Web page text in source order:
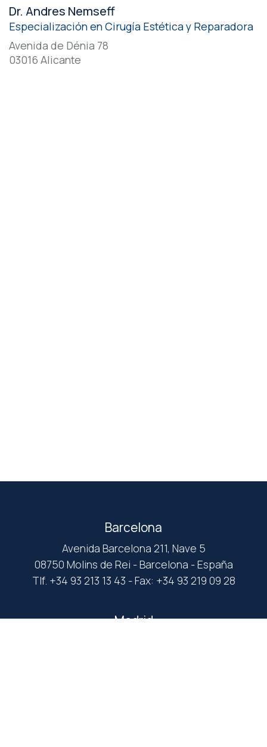
Dr. Andres Nemseff
Especialización en Cirugía Estética y Reparadora
Avenida de Dénia 78
03016 Alicante
Barcelona
Avenida Barcelona 211, Nave 5
08750 Molins de Rei - Barcelona - España
Tlf. +34 93 213 13 43 - Fax: +34 93 219 09 28
Madrid